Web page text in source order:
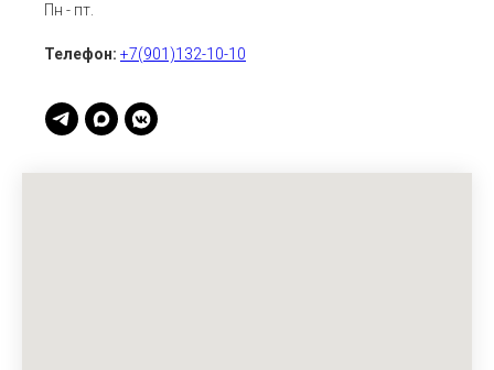
Пн - пт.
Телефон: +7(901)132-10-10